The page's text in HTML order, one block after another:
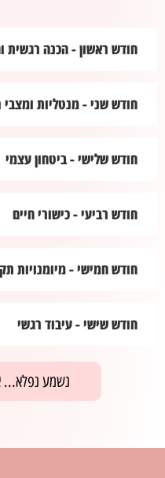
חודש ראשון - הכנה רגשית
חודש שני - מנטליות ומצבי
חודש שלישי - ביטחון עצמי
חודש רביעי - כישורי חיים
חודש חמישי - מיומנויות
חודש שישי - עיבוד רגשי
נשמע נפלא...